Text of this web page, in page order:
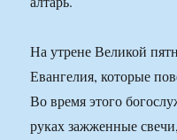
На утрене Великой
Евангелия, которые
Во время этого
руках зажженные